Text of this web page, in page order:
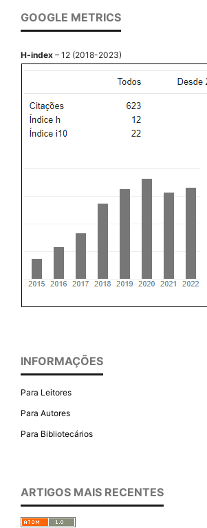
GOOGLE METRICS
H-index – 12 (2018-2023)
INFORMAÇÕES
Para Leitores
Para Autores
Para Bibliotecários
ARTIGOS MAIS RECENTES